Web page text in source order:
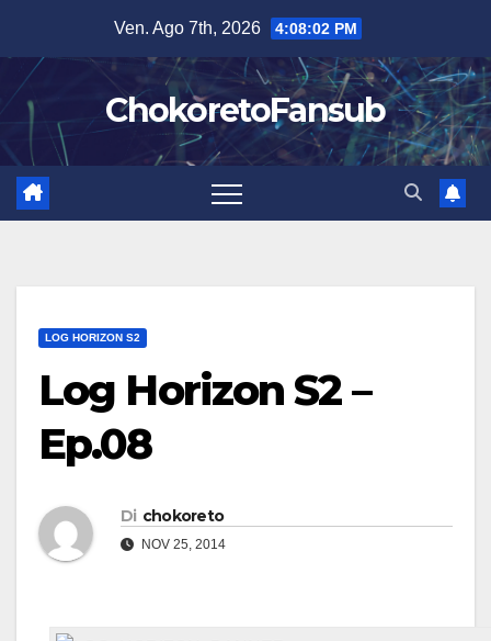
contenuto
Ven. Ago 7th, 2026 4:08:03 PM
ChokoretoFansub
LOG HORIZON S2
Log Horizon S2 –
Ep.08
Di chokoreto
NOV 25, 2014